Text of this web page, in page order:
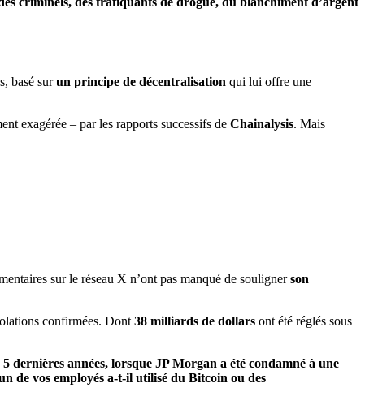
basé surun principe de décentralisation qui lui offre une
exagérée – par les rapports successifs de Chainalysis. Mais
sur le réseau X n’ont pas manqué de soulignerson
confirmées. Dont 38 milliards de dollars ont été réglés sous
dernières années, lorsque JP Morgan a été condamné à une
vos employés a-t-il utilisé du Bitcoin ou des